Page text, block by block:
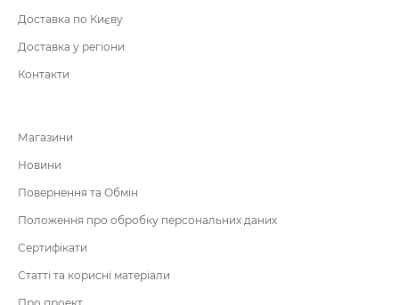
Доставка по Києву
Доставка у регіони
Контакти
Магазини
Новини
Повернення та Обмін
Положення про обробку персональних даних
Сертифікати
Статті та корисні матеріали